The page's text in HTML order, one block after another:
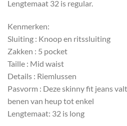
Lengtemaat 32 is regular.
Kenmerken:
Sluiting : Knoop en ritssluiting
Zakken : 5 pocket
Taille : Mid waist
Details : Riemlussen
Pasvorm : Deze skinny fit jeans
benen van heup tot enkel
Lengtemaat: 32 is long